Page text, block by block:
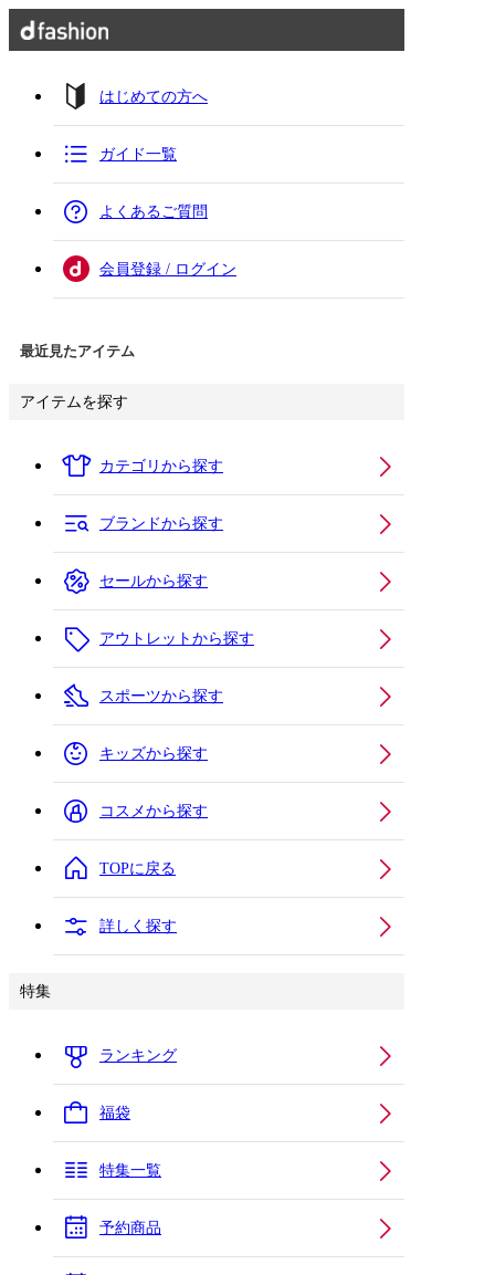
はじめての方へ
ガイド一覧
よくあるご質問
会員登録 / ログイン
最近見たアイテム
アイテムを探す
カテゴリから探す
ブランドから探す
セールから探す
アウトレットから探す
スポーツから探す
キッズから探す
コスメから探す
TOPに戻る
詳しく探す
特集
ランキング
福袋
特集一覧
予約商品